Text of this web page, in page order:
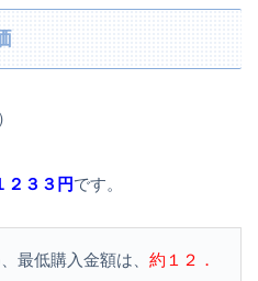
２３３円です。
最低購入金額は、 約１２．